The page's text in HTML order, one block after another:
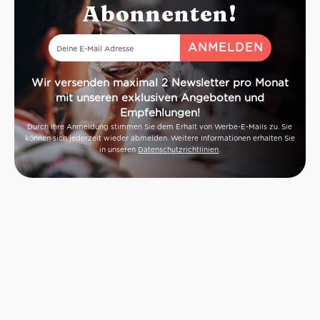
Abonnenten!
Wir versenden maximal 2 Newsletter pro Monat
mit unseren exklusiven Angeboten und
Empfehlungen!
Durch Ihre Anmeldung stimmen Sie dem Erhalt von Werbe-E-Mails zu. Sie
können sich jederzeit wieder abmelden. Weitere Informationen erhalten Sie
in unseren Datenschutzrichtlinien